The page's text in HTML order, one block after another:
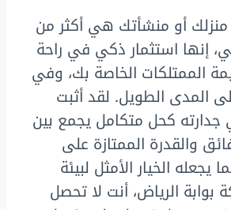
أو منشأتك هي أكثر من
إنها استثمار ذكي في راحة
الممتلكات الخاصة بك، وفي
المدى الطويل. لقد أثبت
جدارته كحل متكامل يجمع بين
والقدرة الممتازة على
يجعله الخيار الأمثل لبيئة
بوابة الرياض، أنت لا تحصل